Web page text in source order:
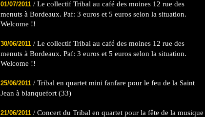
01/07/2011/ Le collectif Tribal au café des moines 12 rue des
menuts à Bordeaux. Paf: 3 euros et 5 euros selon la situation.
Welcome !!
30/06/2011/ Le collectif Tribal au café des moines 12 rue des
menuts à Bordeaux. Paf: 3 euros et 5 euros selon la situation.
Welcome !!
25/06/2011/ Tribal en quartet mini fanfare pour le feu de la Saint
Jean à blanquefort (33)
21/06/2011/ Concert du Tribal en quartet pour la fête de la musique